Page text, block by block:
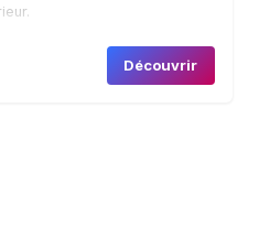
Découvrir